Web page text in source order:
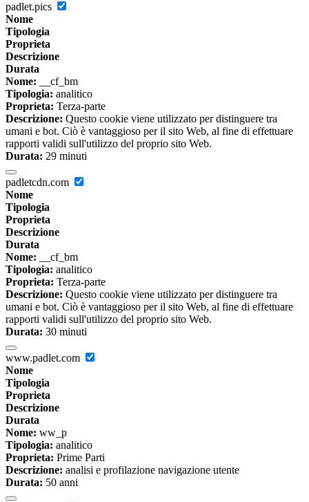
padlet.pics
Nome
Tipologia
Proprieta
Descrizione
Durata
Nome: __cf_bm
Tipologia: analitico
Proprieta: Terza-parte
Descrizione: Questo cookie viene utilizzato per distinguere tra
umani e bot. Ciò è vantaggioso per il sito Web, al fine di effettuare
rapporti validi sull'utilizzo del proprio sito Web.
Durata: 29 minuti
padletcdn.com
Nome
Tipologia
Proprieta
Descrizione
Durata
Nome: __cf_bm
Tipologia: analitico
Proprieta: Terza-parte
Descrizione: Questo cookie viene utilizzato per distinguere tra
umani e bot. Ciò è vantaggioso per il sito Web, al fine di effettuare
rapporti validi sull'utilizzo del proprio sito Web.
Durata: 30 minuti
www.padlet.com
Nome
Tipologia
Proprieta
Descrizione
Durata
Nome: ww_p
Tipologia: analitico
Proprieta: Prime Parti
Descrizione: analisi e profilazione navigazione utente
Durata: 50 anni